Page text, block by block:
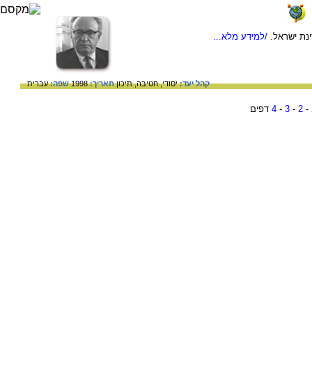
ישראל. /למידע מלא...
קהל יעד:יסודי,חטיבה,תיכוןתאריך:1998 שפה:עברית
-
2
-
3
-
4 דפים